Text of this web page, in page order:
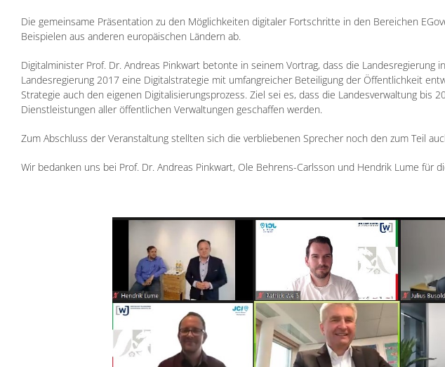
Die gemeinsame Präsentation zu den Möglichkeiten digitaler Fortschritte in den Bereichen
Beispielen aus anderen europäischen Ländern ab.
Digitalminister Prof. Dr. Andreas Pinkwart betonte in seinem Vortrag, dass die
Landesregierung 2017 eine Digitalstrategie mit umfangreicher Beteiligung der Öffentlichkeit
Strategie auch den eigenen Digitalisierungsprozess. Ziel sei es, dass die Landesverwaltung
Dienstleistungen aller öffentlichen Verwaltungen geschaffen werden.
Zum Abschluss der Veranstaltung stellten sich die verbliebenen Sprecher noch den zum Teil
Wir bedanken uns bei Prof. Dr. Andreas Pinkwart, Ole Behrens-Carlsson und Hendrik Lume für